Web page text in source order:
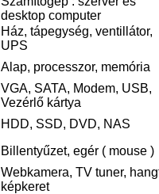
desktop computer
Ház, tápegység, ventillátor,
UPS
Alap, processzor, memória
VGA, SATA, Modem, USB,
Vezérlő kártya
HDD, SSD, DVD, NAS
Billentyűzet, egér ( mouse )
Webkamera, TV tuner,
képkeret